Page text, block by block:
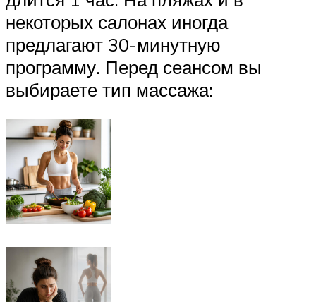
некоторых салонах иногда
предлагают 30-минутную
программу. Перед сеансом вы
выбираете тип массажа: